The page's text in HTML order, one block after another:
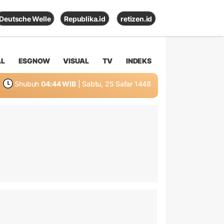
Deutsche Welle Republika.id retizen.id
ESGNOW VISUAL TV INDEKS
Shubuh 04:44 WIB | Sabtu, 25 Safar 1448